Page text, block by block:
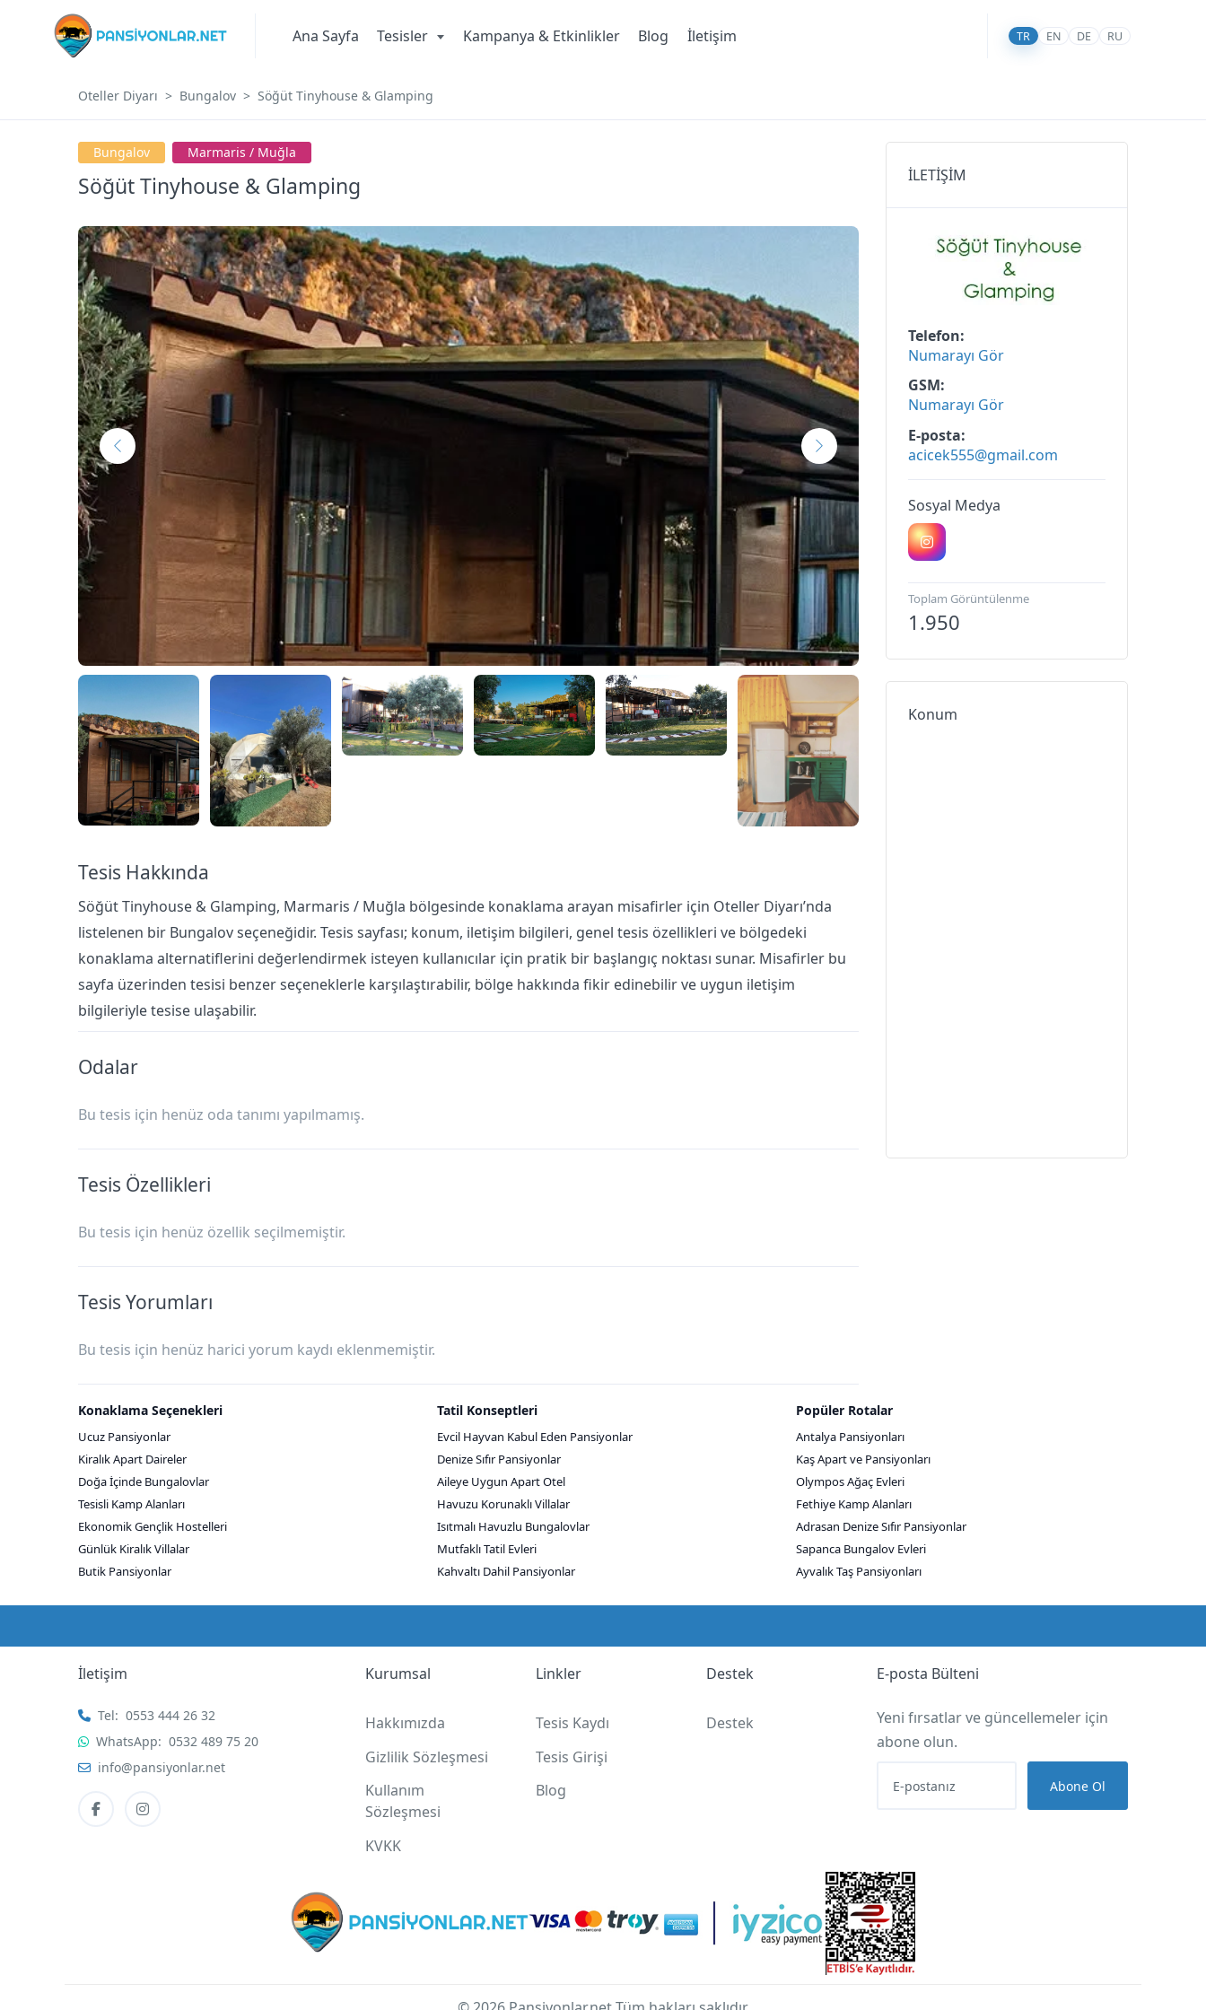
Ana Sayfa Tesisler Kampanya & Etkinlikler Blog İletişim TR EN DE RU
Oteller Diyarı Bungalov Söğüt Tinyhouse & Glamping
Bungalov Marmari̇s / Muğla
Söğüt Tinyhouse & Glamping
Tesis Hakkında
Söğüt Tinyhouse & Glamping, Marmaris / Muğla bölgesinde konaklama arayan misafirler için Oteller Diyarı’nda
listelenen bir Bungalov seçeneğidir. Tesis sayfası; konum, iletişim bilgileri, genel tesis özellikleri ve bölgedeki
konaklama alternatiflerini değerlendirmek isteyen kullanıcılar için pratik bir başlangıç noktası sunar. Misafirler bu
sayfa üzerinden tesisi benzer seçeneklerle karşılaştırabilir, bölge hakkında fikir edinebilir ve uygun iletişim
bilgileriyle tesise ulaşabilir.
Odalar
Bu tesis için henüz oda tanımı yapılmamış.
Tesis Özellikleri
Bu tesis için henüz özellik seçilmemiştir.
Tesis Yorumları
Bu tesis için henüz harici yorum kaydı eklenmemiştir.
İLETİŞİM
Telefon
Numarayı Gör
GSM
Numarayı Gör
E-posta
acicek555@gmail.com
Sosyal Medya
Toplam Görüntülenme
1.950
Konum
Konaklama Seçenekleri
Ucuz Pansiyonlar
Kiralık Apart Daireler
Doğa İçinde Bungalovlar
Tesisli Kamp Alanları
Ekonomik Gençlik Hostelleri
Günlük Kiralık Villalar
Butik Pansiyonlar
Tatil Konseptleri
Evcil Hayvan Kabul Eden Pansiyonlar
Denize Sıfır Pansiyonlar
Aileye Uygun Apart Otel
Havuzu Korunaklı Villalar
Isıtmalı Havuzlu Bungalovlar
Mutfaklı Tatil Evleri
Kahvaltı Dahil Pansiyonlar
Popüler Rotalar
Antalya Pansiyonları
Kaş Apart ve Pansiyonları
Olympos Ağaç Evleri
Fethiye Kamp Alanları
Adrasan Denize Sıfır Pansiyonlar
Sapanca Bungalov Evleri
Ayvalık Taş Pansiyonları
İletişim
Tel: 0553 444 26 32
WhatsApp: 0532 489 75 20
info@pansiyonlar.net
Kurumsal
Hakkımızda
Gizlilik Sözleşmesi
Kullanım
Sözleşmesi
KVKK
Linkler
Tesis Kaydı
Tesis Girişi
Blog
Destek
Destek
E-posta Bülteni
Yeni fırsatlar ve güncellemeler için
abone olun.
Abone Ol